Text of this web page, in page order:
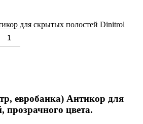
для скрытых полостей Dinitrol
евробанка) Антикор для
прозрачного цвета.